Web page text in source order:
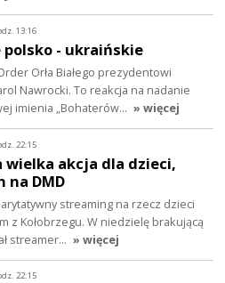
13:16
polsko - ukraińskie
Orła Białego prezydentowi
Nawrocki. To reakcja na nadanie
imienia „Bohaterów… » więcej
22:15
wielka akcja dla dzieci,
na DMD
streaming na rzecz dzieci
z Kołobrzegu. W niedzielę brakującą
streamer… » więcej
22:15